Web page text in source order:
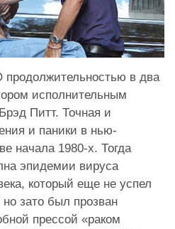
в два
исполнительным
Питт. Точная и
и паники в нью-
начала 1980-х. Тогда
эпидемии вируса
который еще не успел
зато был прозван
прессой «раком